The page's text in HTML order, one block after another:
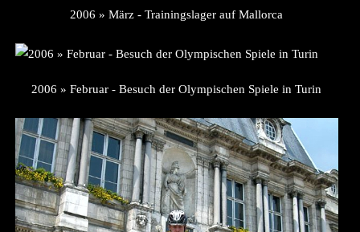
2006 » März - Trainingslager auf Mallorca
2006 » Februar - Besuch der Olympischen Spiele in Turin